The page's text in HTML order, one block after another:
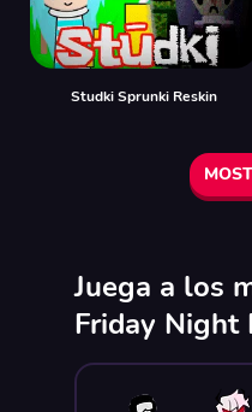
Studki Sprunki Reskin
Juega a los
Friday Night